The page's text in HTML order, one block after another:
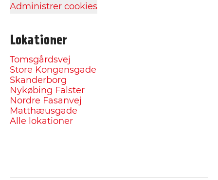
Administrer cookies
Lokationer
Tomsgårdsvej
Store Kongensgade
Skanderborg
Nykøbing Falster
Nordre Fasanvej
Matthæusgade
Alle lokationer